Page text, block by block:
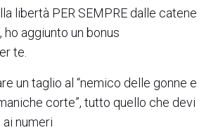
libertà PER SEMPRE dalle catene
aggiunto un bonus
te.
un taglio al “nemico delle gonne e
corte”, tutto quello che devi
numeri